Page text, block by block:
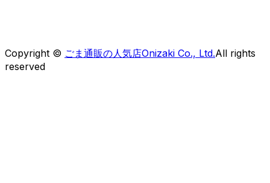
Copyright © ごま通販の人気店Onizaki Co., Ltd.All rights
reserved